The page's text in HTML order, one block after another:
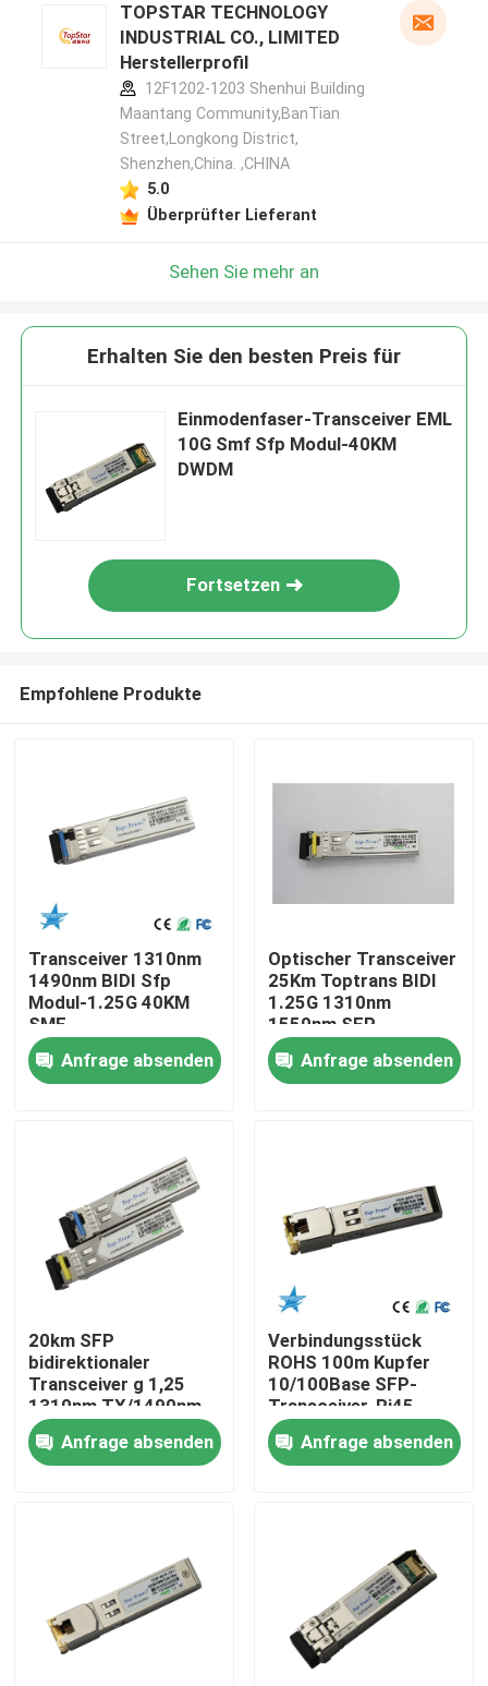
Haus
Über uns
Fabrik-Ausflug
Qualitätskontrolle
Treten Sie mit uns in Verbindung
Nachrichten
400G/800G optisches Modul
TOPSTAR TECHNOLOGY
INDUSTRIAL CO., LIMITED
Herstellerprofil
12F1202-1203 Shenhui Building
Maantang Community,BanTian
Street,Longkong District,
Shenzhen,China. ,CHINA
5.0
Überprüfter Lieferant
Sehen Sie mehr an
Erhalten Sie den besten Preis für
Einmodenfaser-Transceiver EML
10G Smf Sfp Modul-40KM
DWDM
Fortsetzen
Empfohlene Produkte
Transceiver 1310nm
1490nm BIDI Sfp
Modul-1.25G 40KM
SMF
Anfrage absenden
Optischer Transceiver
25Km Toptrans BIDI
1.25G 1310nm
1550nm SFP
Anfrage absenden
20km SFP
bidirektionaler
Transceiver g 1,25
1310nm TX/1490nm
RX
Anfrage absenden
Verbindungsstück
ROHS 100m Kupfer
10/100Base SFP-
Transceiver-Rj45
Anfrage absenden